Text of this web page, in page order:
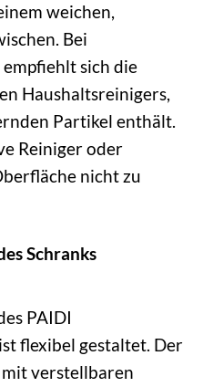
weichen,
Bei
sich die
Haushaltsreinigers,
Partikel enthält.
Reiniger oder
nicht zu
Schranks
PAIDI
flexibel gestaltet. Der
mit verstellbaren